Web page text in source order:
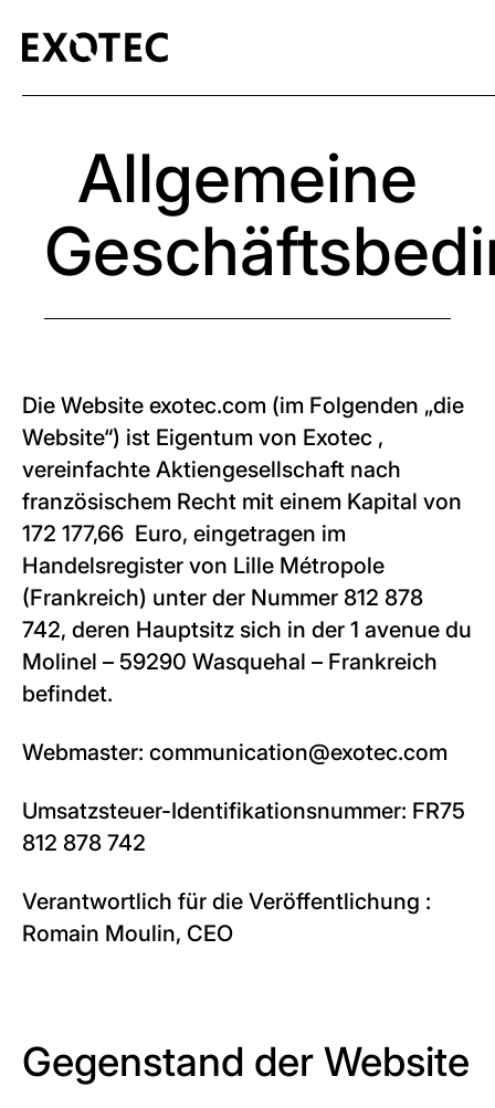
Allgemeine
Die Website exotec.com (im Folgenden „die
Website“) ist Eigentum von Exotec ,
vereinfachte Aktiengesellschaft nach
französischem Recht mit einem Kapital von
172 177,66 Euro, eingetragen im
Handelsregister von Lille Métropole
(Frankreich) unter der Nummer 812 878
742, deren Hauptsitz sich in der 1 avenue du
Molinel – 59290 Wasquehal – Frankreich
befindet.
Webmaster: communication@exotec.com
Umsatzsteuer-Identifikationsnummer: FR75
812 878 742
Verantwortlich für die Veröffentlichung :
Romain Moulin, CEO
Gegenstand der Website